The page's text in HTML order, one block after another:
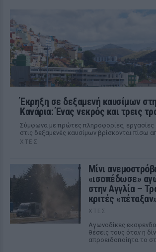
Έκρηξη σε δεξαμενή καυσίμων
Κανάρια: Ένας νεκρός και τρεις
Σύμφωνα με πρώτες πληροφορίες, εργασίες
στις δεξαμενές καυσίμων βρίσκονται πίσω
ΧΤΕΣ
Μίνι
«ισοπέδωσε»
στην Αγγλία –
κριτές
ΧΤΕΣ
Αγωνοδίκες
θέσεις τους όταν η
απροειδοποίητα το